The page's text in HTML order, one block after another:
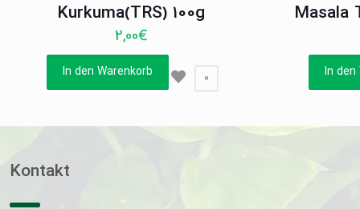
Kurkuma(TRS) 100g
2,00€
In den Warenkorb 0
Masala
In den
Kontakt